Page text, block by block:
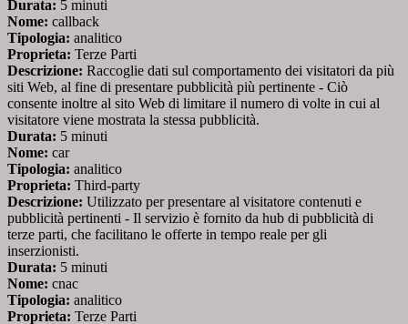
Durata: 5 minuti
Nome: callback
Tipologia: analitico
Proprieta: Terze Parti
Descrizione: Raccoglie dati sul comportamento dei visitatori da più
siti Web, al fine di presentare pubblicità più pertinente - Ciò
consente inoltre al sito Web di limitare il numero di volte in cui al
visitatore viene mostrata la stessa pubblicità.
Durata: 5 minuti
Nome: car
Tipologia: analitico
Proprieta: Third-party
Descrizione: Utilizzato per presentare al visitatore contenuti e
pubblicità pertinenti - Il servizio è fornito da hub di pubblicità di
terze parti, che facilitano le offerte in tempo reale per gli
inserzionisti.
Durata: 5 minuti
Nome: cnac
Tipologia: analitico
Proprieta: Terze Parti